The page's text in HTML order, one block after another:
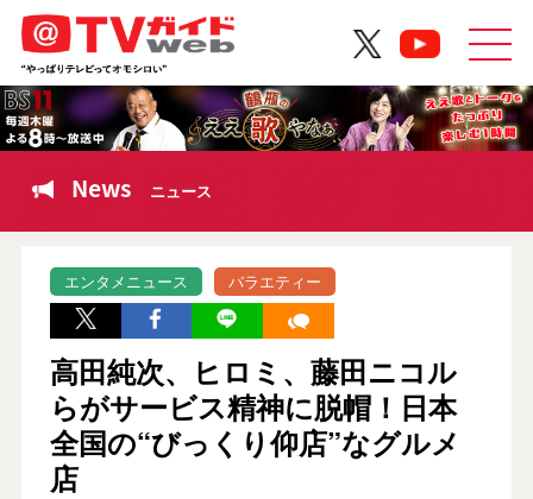
News ニュース
エンタメニュース バラエティー
高田純次、ヒロミ、藤田ニコル
らがサービス精神に脱帽！日本
全国の“びっくり仰店”なグルメ
店